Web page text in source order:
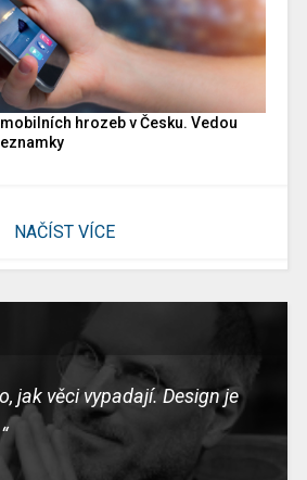
hrozeb v Česku. Vedou
NAČÍST VÍCE
jak věci vypadají. Design je